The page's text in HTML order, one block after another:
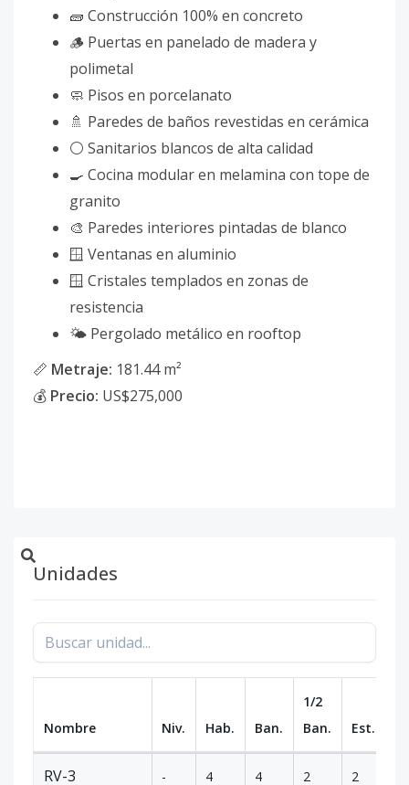
🧱 Construcción 100% en concreto
🪵 Puertas en panelado de madera y
polimetal
🧼 Pisos en porcelanato
🚿 Paredes de baños revestidas en cerámica
⚪ Sanitarios blancos de alta calidad
🍳 Cocina modular en melamina con tope de
granito
🎨 Paredes interiores pintadas de blanco
🪟 Ventanas en aluminio
🪟 Cristales templados en zonas de
resistencia
🌤️ Pergolado metálico en rooftop
📏 Metraje: 181.44 m²
💰 Precio: US$275,000
Unidades
Nombre Niv. Hab. Ban.
1/2
Ban.
Est.
RV-3 - 4 4 2 2